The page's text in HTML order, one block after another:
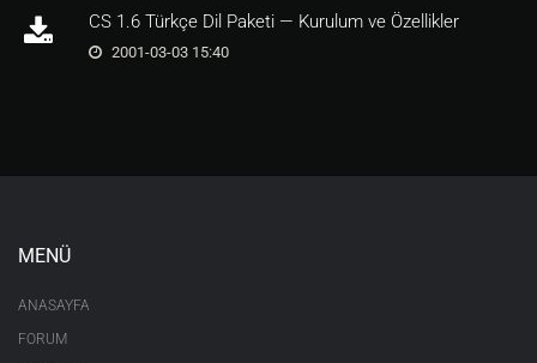
CS 1.6 Türkçe Dil Paketi — Kurulum ve Özellikler
2001-03-03 15:40
MENÜ
ANASAYFA
FORUM